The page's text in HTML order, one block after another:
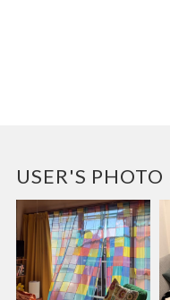
USER'S PHOTO